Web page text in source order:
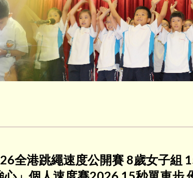
全港跳繩速度公開賽 8歲女子組